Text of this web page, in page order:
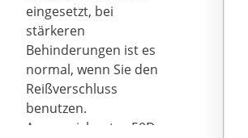
damen braun
lederjacke damen lang
schwarze lederjacke
damen lederjacke
damen kurz rote
lederjacke damen
Dreischichtige
Belüftungsstruktur,
atmungsaktiv und leicht
zu trocknen.
☆ PERFEKTE
GESCHENKE FÜR AUTO-
FANS und Freunde -
eingesetzt, bei
stärkeren
Behinderungen ist es
normal, wenn Sie den
Reißverschluss
benutzen.
Ausgezeichnetes 50D